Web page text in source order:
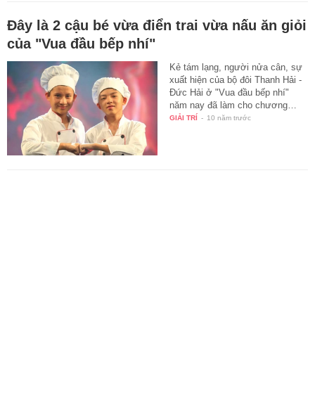
Đây là 2 cậu bé vừa điển trai vừa nấu ăn giỏi
của "Vua đầu bếp nhí"
Kẻ tám lạng, người nửa cân, sự
xuất hiện của bộ đôi Thanh Hải -
Đức Hải ở "Vua đầu bếp nhí"
năm nay đã làm cho chương…
GIẢI TRÍ - 10 năm trước